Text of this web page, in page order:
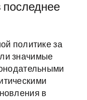
последнее
политике за
значимые
в